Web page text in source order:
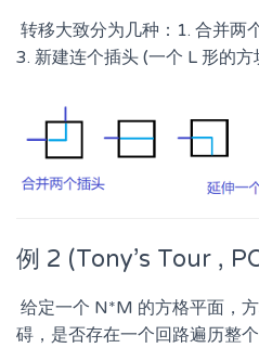
转移大致分为几种：1. 合并两
3. 新建连个插头 (一个 L 形的方
例 2 (Tony’s Tour ,
给定一个 N*M 的方格平面，
碍，是否存在一个回路遍历整